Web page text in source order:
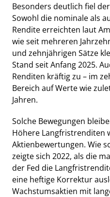
Besonders deutlich fiel
Sowohl die nominale als
Rendite erreichten laut
wie seit mehreren
und zehnjährigen Sätze
Stand seit Anfang 2025.
Renditen kräftig zu – im
Bereich auf Werte wie
Jahren.
Solche Bewegungen
Höhere Langfristrenditen
Aktienbewertungen. Wie
zeigte sich 2022, als die
der Fed die
eine heftige Korrektur
Wachstumsaktien mit